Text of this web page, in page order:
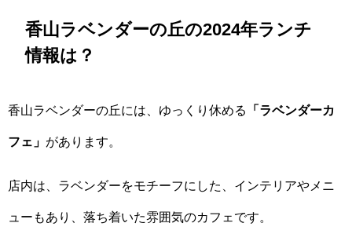
香山ラベンダーの丘の2024年ランチ
情報は？
香山ラベンダーの丘には、ゆっくり休める 「ラベンダーカ
フェ」 があります。
店内は、ラベンダーをモチーフにした、インテリアやメニ
ューもあり、落ち着いた雰囲気のカフェです。